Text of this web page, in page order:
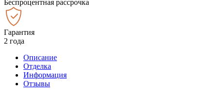
Беспроцентная рассрочка
Гарантия
2 года
Описание
Отделка
Информация
Отзывы